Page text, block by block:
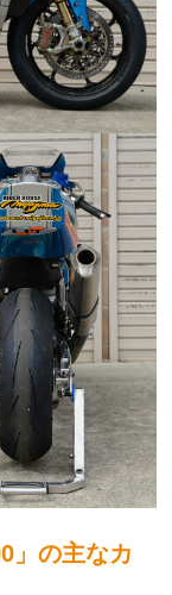
」の主なカ